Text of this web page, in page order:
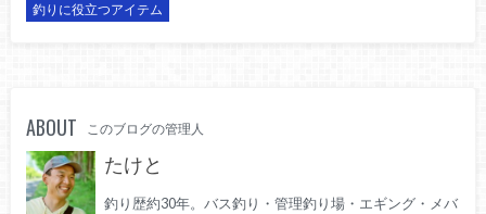
釣りに役立つアイテム
ABOUT このブログの管理人
たけと
釣り歴約30年。バス釣り・管理釣り場・エギング・メバ